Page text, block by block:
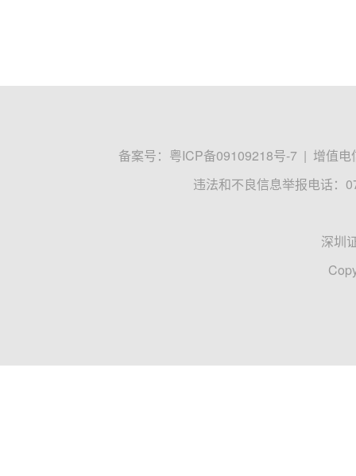
备案号： 粤ICP备09109218号-7 | 增值电
违法和不良信息举报电话：
深圳